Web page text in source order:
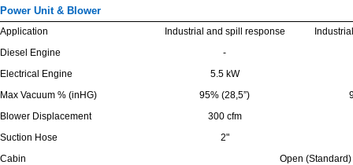
Power Unit & Blower
Application Industrial and spill response
Diesel Engine
-
Electrical Engine
5.5 kW
Max Vacuum % (inHG)
95% (28,5”)
Blower Displacement
300 cfm
Suction Hose
2"
Cabin
Open